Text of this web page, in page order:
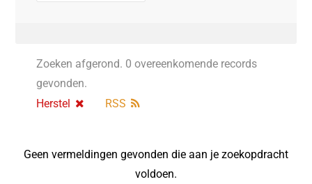
Zoeken afgerond. 0 overeenkomende records
gevonden.
Herstel
RSS
Geen vermeldingen gevonden die aan je zoekopdracht
voldoen.